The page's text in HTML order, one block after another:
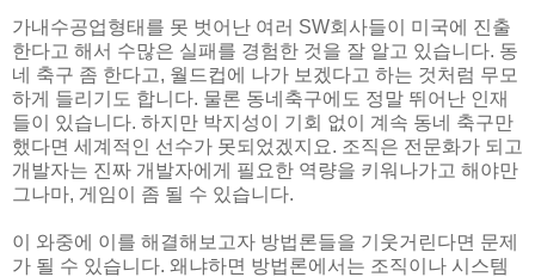
가내수공업형태를 못 벗어난 여러 SW회사들이 미국에 진출
한다고 해서 수많은 실패를 경험한 것을 잘 알고 있습니다. 동
네 축구 좀 한다고, 월드컵에 나가 보겠다고 하는 것처럼 무모
하게 들리기도 합니다. 물론 동네축구에도 정말 뛰어난 인재
들이 있습니다. 하지만 박지성이 기회 없이 계속 동네 축구만
했다면 세계적인 선수가 못되었겠지요. 조직은 전문화가 되고
개발자는 진짜 개발자에게 필요한 역량을 키워나가고 해야만
그나마, 게임이 좀 될 수 있습니다.
이 와중에 이를 해결해보고자 방법론들을 기웃거린다면 문제
가 될 수 있습니다. 왜냐하면 방법론에서는 조직이나 시스템